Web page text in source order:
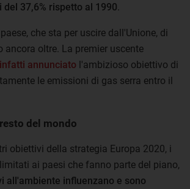
37,6% rispetto al 1990
che sta per uscire dall'Unione, di
ancora oltre. La premier uscente
annunciato l'ambizioso obiettivo di
le emissioni di gas serra entro il
del mondo
obiettivi della strategia Europa 2020, i
ai paesi che fanno parte del piano,
all'ambiente influenzano e sono